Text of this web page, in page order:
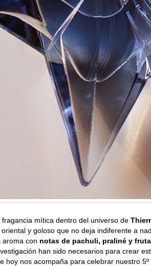
fragancia mítica dentro del universo de
oriental y goloso que no deja indiferente a
aroma con notas de pachuli, praliné y
han sido necesarios para crear
hoy nos acompaña para celebrar nuestro